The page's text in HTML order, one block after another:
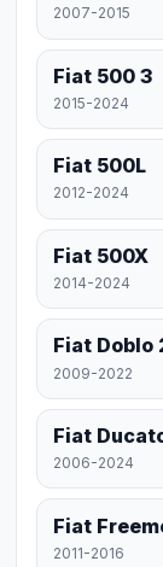
2007-2015
Fiat 500 3
2015-2024
Fiat 500L
2012-2024
Fiat 500X
2014-2024
Fiat Doblo
2009-2022
Fiat
2006-2024
Fiat
2011-2016